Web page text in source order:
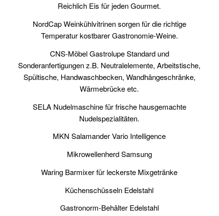
Reichlich Eis für jeden Gourmet.
NordCap Weinkühlvitrinen sorgen für die richtige
Temperatur kostbarer Gastronomie-Weine.
CNS-Möbel Gastrolupe Standard und
Sonderanfertigungen z.B. Neutralelemente, Arbeitstische,
Spültische, Handwaschbecken, Wandhängeschränke,
Wärmebrücke etc.
SELA Nudelmaschine für frische hausgemachte
Nudelspezialitäten.
MKN Salamander Vario Intelligence
Mikrowellenherd Samsung
Waring Barmixer für leckerste Mixgetränke
Küchenschüsseln Edelstahl
Gastronorm-Behälter Edelstahl